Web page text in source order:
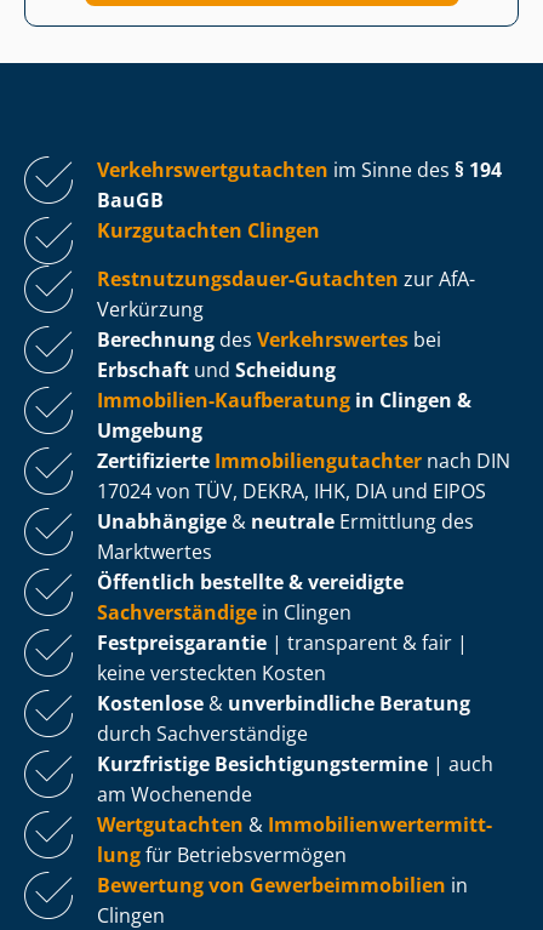
Ver­kehrs­wert­gut­ach­ten im Sinne des § 194
BauGB
Kurzgutachten Clingen
Rest­nut­zungs­dau­er-Gutachten zur AfA-
Verkürzung
Berechnung des Verkehrswertes bei
Erbschaft und Scheidung
Immobilien-Kaufberatung in Clingen &
Umgebung
Zertifizierte Im­mo­bi­li­en­gut­ach­ter nach DIN
17024 von TÜV, DEKRA, IHK, DIA und EIPOS
Unabhängige & neutrale Ermittlung des
Marktwertes
Öffentlich bestellte & vereidigte
Sachverständige in Clingen
Fest­preis­ga­ran­tie | transparent & fair |
keine versteckten Kosten
Kostenlose & unverbindliche Beratung
durch Sachverständige
Kurzfristige Be­sich­ti­gungs­ter­mi­ne | auch
am Wochenende
Wertgutachten & Im­mo­bi­li­en­wert­ermitt­
lungfür Be­triebs­ver­mö­gen
Bewertung von Ge­wer­be­im­mo­bi­li­en in
Clingen